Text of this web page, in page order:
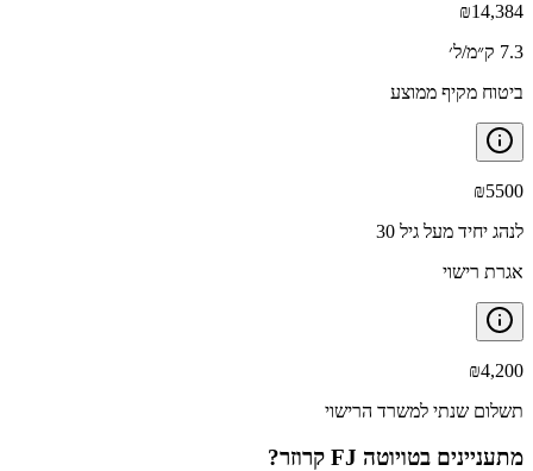
₪14,384
7.3 ק״מ/ל׳
ביטוח מקיף ממוצע
₪5500
לנהג יחיד מעל גיל 30
אגרת רישוי
₪4,200
תשלום שנתי למשרד הרישוי
מתעניינים בטויוטה FJ קרוזר ?